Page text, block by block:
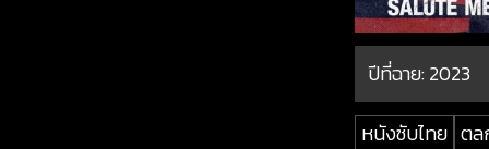
ปีที่ฉาย:2023
หนังซับไทย ต